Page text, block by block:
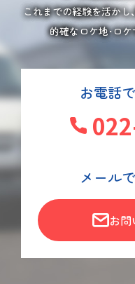
これまでの経験を活かし
的確なロケ地・ロ
お電話
メール
お